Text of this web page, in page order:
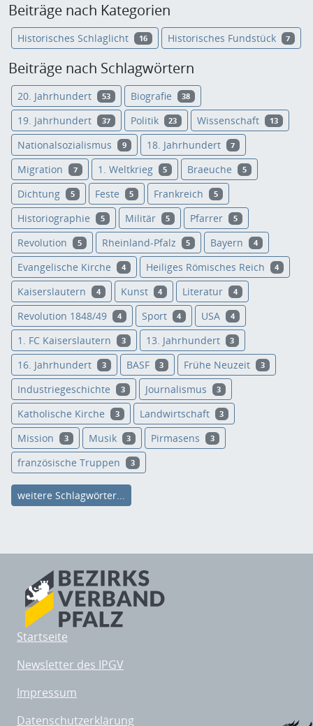
Beiträge nach Kategorien
Historisches Schlaglicht 16 Historisches Fundstück 7
Beiträge nach Schlagwörtern
20. Jahrhundert 53 Biografie 38
19. Jahrhundert 37 Politik 23 Wissenschaft 13
Nationalsozialismus 9 18. Jahrhundert 7
Migration 7 1. Weltkrieg 5 Braeuche 5
Dichtung 5 Feste 5 Frankreich 5
Historiographie 5 Militär 5 Pfarrer 5
Revolution 5 Rheinland-Pfalz 5 Bayern 4
Evangelische Kirche 4 Heiliges Römisches Reich 4
Kaiserslautern 4 Kunst 4 Literatur 4
Revolution 1848/49 4 Sport 4 USA 4
1. FC Kaiserslautern 3 13. Jahrhundert 3
16. Jahrhundert 3 BASF 3 Frühe Neuzeit 3
Industriegeschichte 3 Journalismus 3
Katholische Kirche 3 Landwirtschaft 3
Mission 3 Musik 3 Pirmasens 3
französische Truppen 3
weitere Schlagwörter...
Startseite
Newsletter des IPGV
Impressum
Datenschutzerklärung